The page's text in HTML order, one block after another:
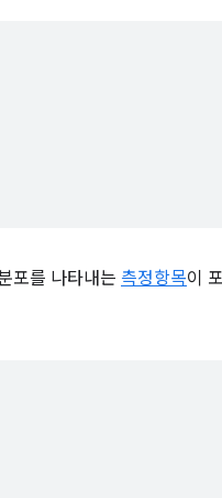
포를 나타내는 측정항목이